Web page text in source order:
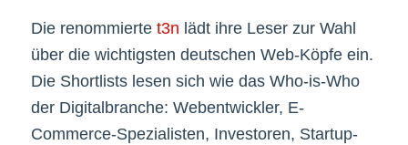
Die renommierte t3n lädt ihre Leser zur Wahl
über die wichtigsten deutschen Web-Köpfe ein.
Die Shortlists lesen sich wie das Who-is-Who
der Digitalbranche: Webentwickler, E-
Commerce-Spezialisten, Investoren, Startup-